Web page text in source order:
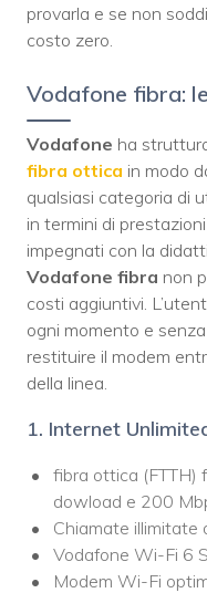
provarla e se non
costo zero.
Vodafone fibra:
Vodafone ha
fibra ottica in modo
qualsiasi categoria di
in termini di
impegnati con la
Vodafone fibra non
costi aggiuntivi.
ogni momento e
restituire il modem
della linea.
1. Internet
fibra ottica (FTTH)
dowload e 200
Chiamate illimitate
Vodafone Wi-Fi 6
Modem Wi-Fi